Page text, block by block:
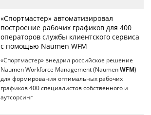
«Спортмастер» автоматизировал
построение рабочих графиков для 400
операторов службы клиентского сервиса
с помощью Naumen WFM
«Спортмастер» внедрил российское решение
Naumen Workforce Management (Naumen WFM)
для формирования оптимальных рабочих
графиков 400 специалистов собственного и
аутсорсинг